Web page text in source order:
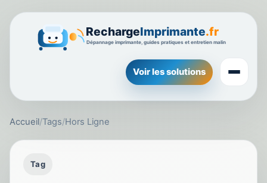
Voir les solutions
Accueil/Tags/Hors Ligne
Tag